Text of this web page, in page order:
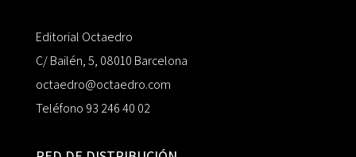
Editorial Octaedro
C/ Bailén, 5, 08010 Barcelona
octaedro@octaedro.com
Teléfono 93 246 40 02